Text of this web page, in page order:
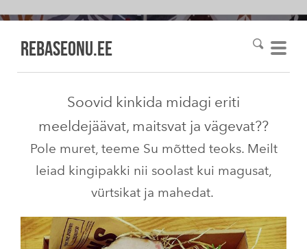
Rebaseonu.EE
Soovid kinkida midagi eriti
meeldejäävat, maitsvat ja vägevat??
Pole muret, teeme Su mõtted teoks. Meilt
leiad kingipakki nii soolast kui magusat,
vürtsikat ja mahedat.